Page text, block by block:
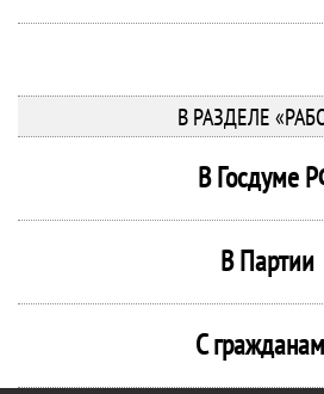
В РАЗДЕЛЕ
В Госдуме
В Партии
С